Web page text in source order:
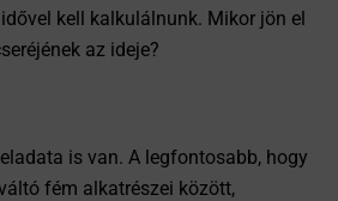
kell kalkulálnunk. Mikor jön el
az ideje?
is van. A legfontosabb, hogy
fém alkatrészei között,